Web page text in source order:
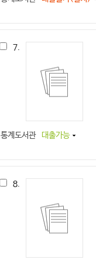
7.
통계도서관 대출가능
8.